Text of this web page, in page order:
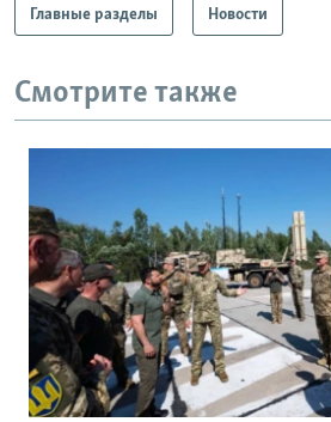
Все сайты РСЕ/РС
Главные разделы Новости
Смотрите также